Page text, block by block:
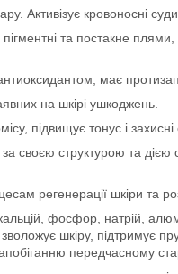
Активізує кровоносні
та постакне
має
на шкірі ушкоджень.
підвищує тонус і захисні
своєю структурою та
регенерації шкіри та
фосфор, натрій,
шкіру, підтримує
передчасному